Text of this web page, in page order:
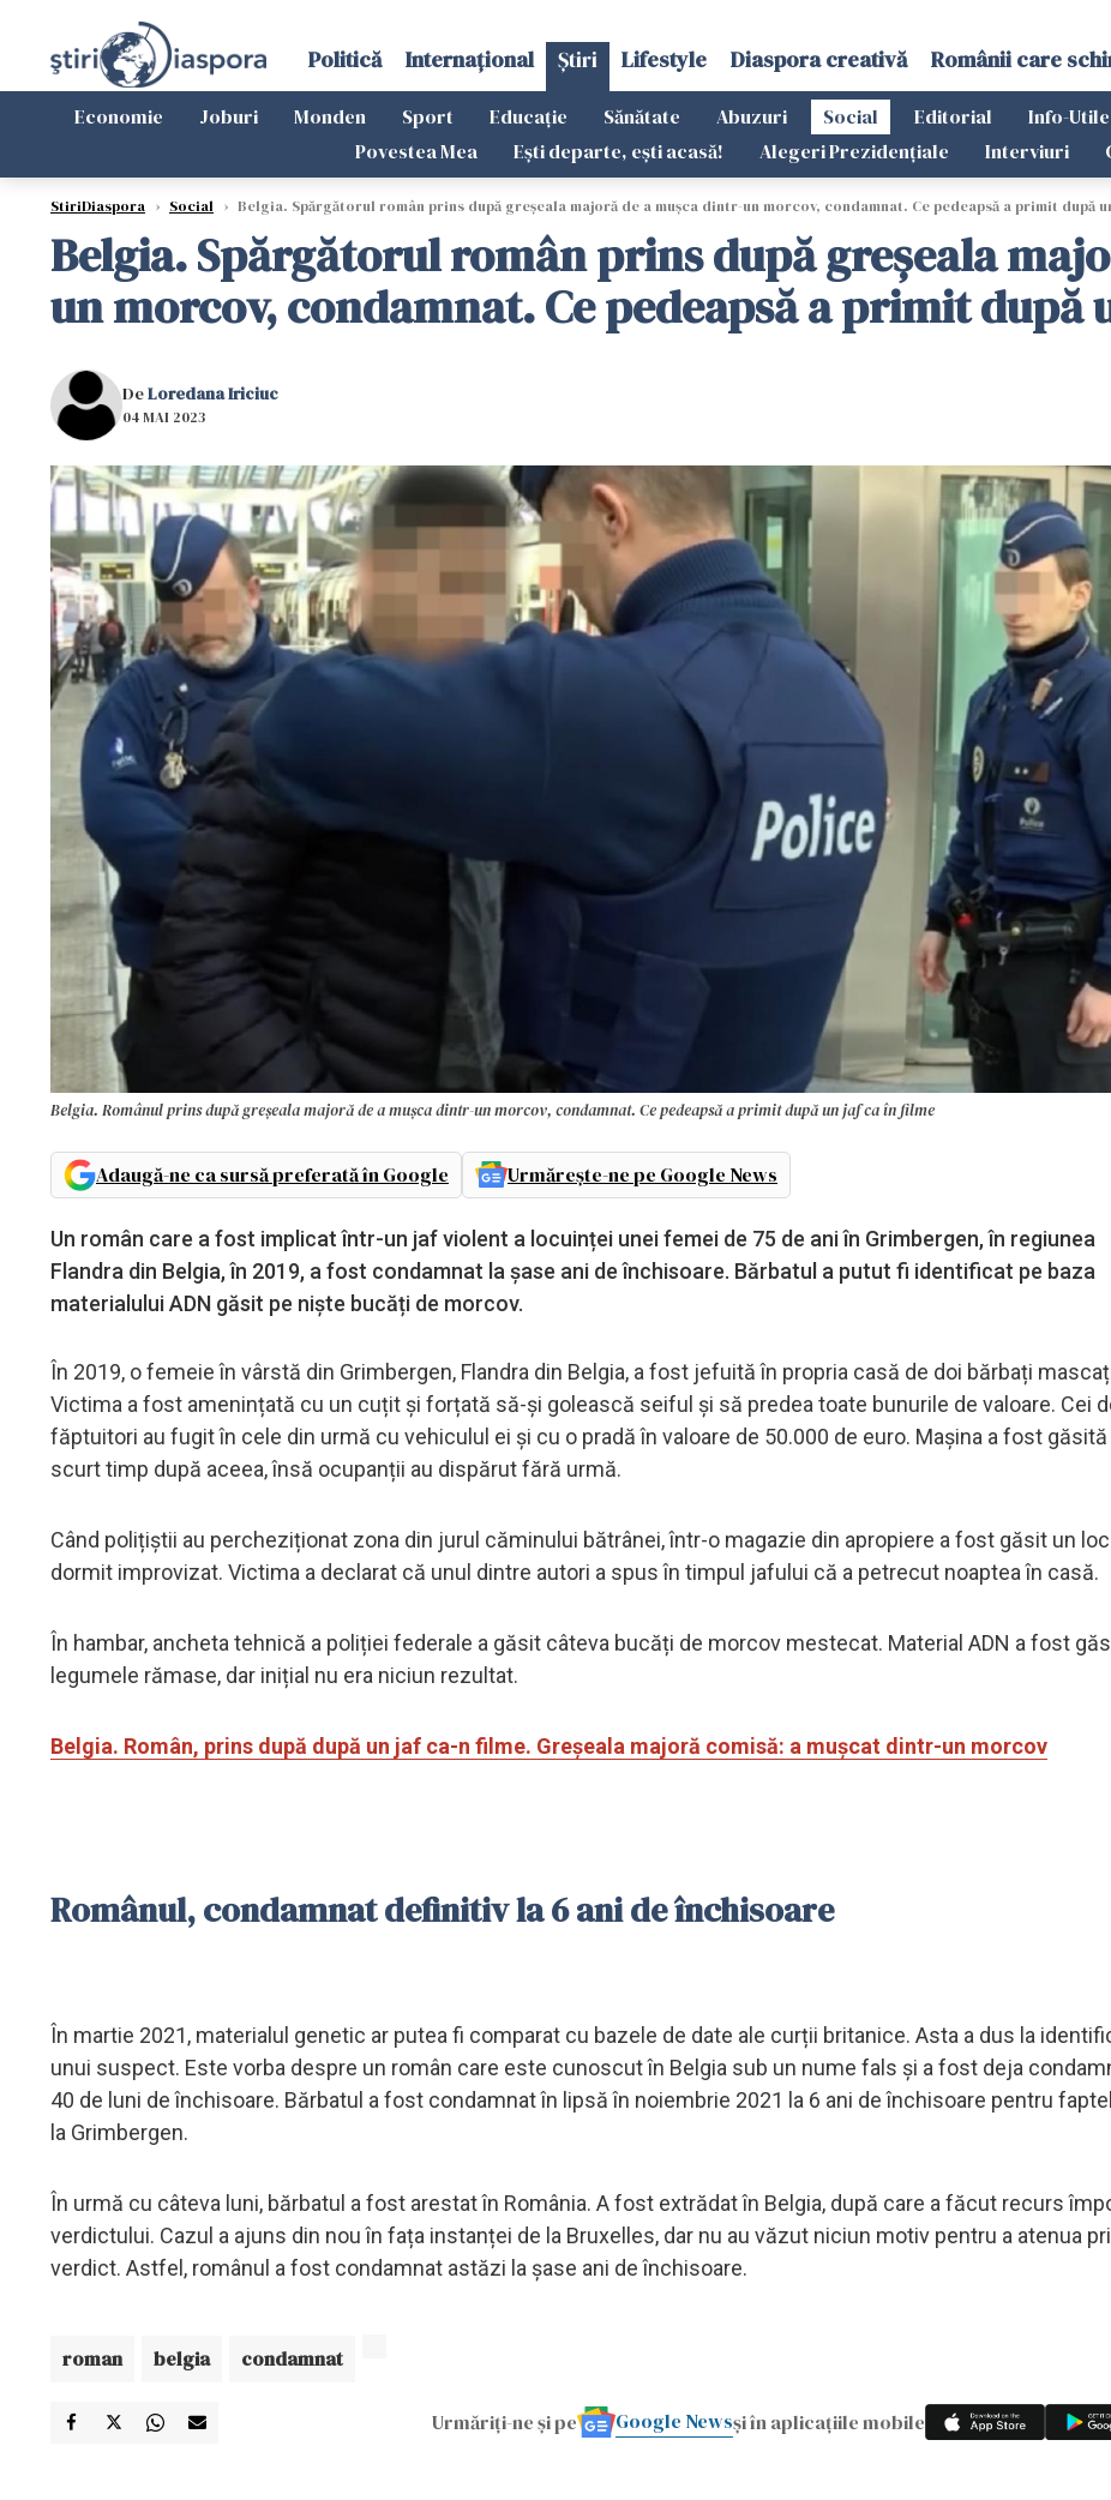
Politică Internațional Știri Lifestyle Diaspora creativă Românii care
Economie Joburi Monden Sport Educație Sănătate Abuzuri Social Editorial Info-Utile
Povestea Mea
Ești departe, ești acasă! Alegeri Prezidențiale Interviuri
StiriDiaspora › Social › Belgia. Spărgătorul român prins după greșeala majoră de a mușca dintr-un morcov, condamnat. Ce pedeapsă a primit după
Belgia. Spărgătorul român prins după greșeala
un morcov, condamnat. Ce pedeapsă a primit după
DeLoredana Iriciuc
04 MAI 2023
Belgia. Românul prins după greșeala majoră de a mușca dintr-un morcov, condamnat. Ce pedeapsă a primit după un jaf ca în filme
Adaugă-ne ca sursă preferată în Google Urmărește-ne pe Google News
Un român care a fost implicat într-un jaf violent a locuinței unei femei de 75 de ani în Grimbergen, în regiunea
Flandra din Belgia, în 2019, a fost condamnat la șase ani de închisoare. Bărbatul a putut fi identificat pe baza
materialului ADN găsit pe niște bucăți de morcov.
În 2019, o femeie în vârstă din Grimbergen, Flandra din Belgia, a fost jefuită în propria casă de doi bărbați
Victima a fost amenințată cu un cuțit și forțată să-și golească seiful și să predea toate bunurile de valoare. Cei
făptuitori au fugit în cele din urmă cu vehiculul ei și cu o pradă în valoare de 50.000 de euro. Mașina a fost găsită
scurt timp după aceea, însă ocupanții au dispărut fără urmă.
Când polițiștii au percheziționat zona din jurul căminului bătrânei, într-o magazie din apropiere a fost găsit un
dormit improvizat. Victima a declarat că unul dintre autori a spus în timpul jafului că a petrecut noaptea în casă.
În hambar, ancheta tehnică a poliției federale a găsit câteva bucăți de morcov mestecat. Material ADN a fost
legumele rămase, dar inițial nu era niciun rezultat.
Belgia. Român, prins după după un jaf ca-n filme. Greșeala majoră comisă: a mușcat dintr-un morcov
Românul, condamnat definitiv la 6 ani de închisoare
În martie 2021, materialul genetic ar putea fi comparat cu bazele de date ale curții britanice. Asta a dus la
unui suspect. Este vorba despre un român care este cunoscut în Belgia sub un nume fals și a fost deja
40 de luni de închisoare. Bărbatul a fost condamnat în lipsă în noiembrie 2021 la 6 ani de închisoare pentru
la Grimbergen.
În urmă cu câteva luni, bărbatul a fost arestat în România. A fost extrădat în Belgia, după care a făcut recurs
verdictului. Cazul a ajuns din nou în fața instanței de la Bruxelles, dar nu au văzut niciun motiv pentru a atenua
verdict. Astfel, românul a fost condamnat astăzi la șase ani de închisoare.
roman belgia condamnat
Urmăriți-ne și pe Google Newsși în aplicațiile mobile